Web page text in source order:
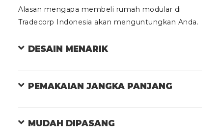
Alasan mengapa membeli rumah modular di
Tradecorp Indonesia akan menguntungkan Anda.
DESAIN MENARIK
PEMAKAIAN JANGKA PANJANG
MUDAH DIPASANG